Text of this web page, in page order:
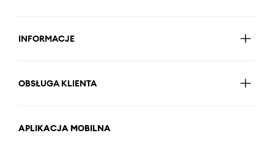
INFORMACJE
OBSŁUGA KLIENTA
APLIKACJA MOBILNA